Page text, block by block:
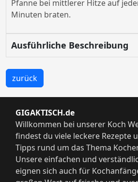
Pfanne bei mittlerer Hitze auf
Minuten braten.
Ausführliche Beschreibung
zurück
GIGAKTISCH.de
Willkommen bei unserer Koch
findest du viele leckere Rezepte
Tipps rund um das Thema
Unsere einfachen und
eignen sich auch für